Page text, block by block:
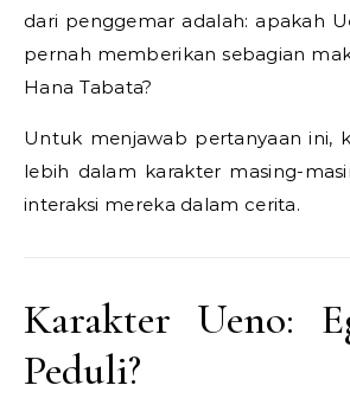
dari penggemar adalah: apakah
pernah memberikan sebagian
Hana Tabata?
Untuk menjawab pertanyaan ini,
lebih dalam karakter masing-
interaksi mereka dalam cerita.
Karakter Ueno:
Peduli?